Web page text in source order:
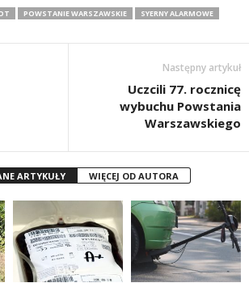
POWSTANIE WARSZAWSKIE
SYERNY ALARMOWE
Następny artykuł
Uczcili 77. rocznicę
wybuchu Powstania
Warszawskiego
ARTYKUŁY WIĘCEJ OD AUTORA